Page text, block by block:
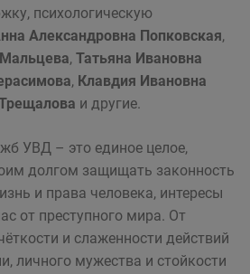
психологическую
Александровна Попковская,
, Татьяна Ивановна
, Клавдия Ивановна
и другие.
УВД – это единое целое,
долгом защищать законность
и права человека, интересы
от преступного мира. От
и слаженности действий
личного мужества и стойкости